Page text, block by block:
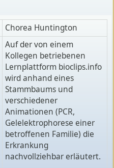
Chorea Huntington
Auf der von einem
Kollegen betriebenen
Lernplattform bioclips.info
wird anhand eines
Stammbaums und
verschiedener
Animationen (PCR,
Gelelektrophorese einer
betroffenen Familie) die
Erkrankung
nachvollziehbar erläutert.